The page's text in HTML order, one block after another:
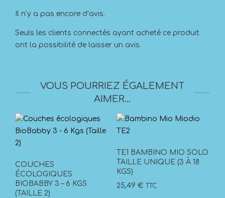
Il n’y a pas encore d’avis.
Seuls les clients connectés ayant acheté ce produit
ont la possibilité de laisser un avis.
VOUS POURRIEZ ÉGALEMENT
AIMER…
COUCHES
ÉCOLOGIQUES
BIOBABBY 3 – 6 KGS
(TAILLE 2)
TE1 BAMBINO MIO SOLO
TAILLE UNIQUE (3 À 18
KGS)
25,49 € TTC